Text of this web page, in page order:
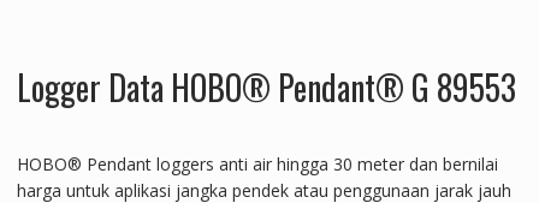
Logger Data HOBO® Pendant® G 89553
HOBO® Pendant loggers anti air hingga 30 meter dan bernilai
harga untuk aplikasi jangka pendek atau penggunaan jarak jauh